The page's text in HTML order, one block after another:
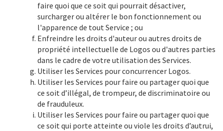
faire quoi que ce soit qui pourrait désactiver,
surcharger ou altérer le bon fonctionnement ou
l'apparence de tout Service ; ou
Enfreindre les droits d'auteur ou autres droits de
propriété intellectuelle de Logos ou d'autres parties
dans le cadre de votre utilisation des Services.
Utiliser les Services pour concurrencer Logos.
Utiliser les Services pour faire ou partager quoi que
ce soit d’illégal, de trompeur, de discriminatoire ou
de frauduleux.
Utiliser les Services pour faire ou partager quoi que
ce soit qui porte atteinte ou viole les droits d’autrui,